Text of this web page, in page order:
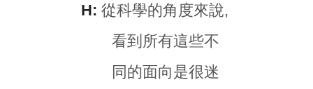
H: 從科學的角度來說,
看到所有這些不
同的面向是很迷